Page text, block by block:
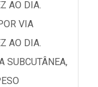
AO DIA.
VIA
AO DIA.
SUBCUTÂNEA,